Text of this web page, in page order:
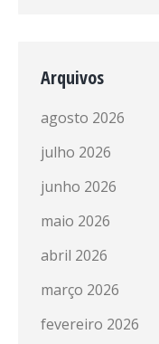
Arquivos
agosto 2026
julho 2026
junho 2026
maio 2026
abril 2026
março 2026
fevereiro 2026